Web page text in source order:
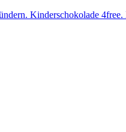
Kinderschokolade